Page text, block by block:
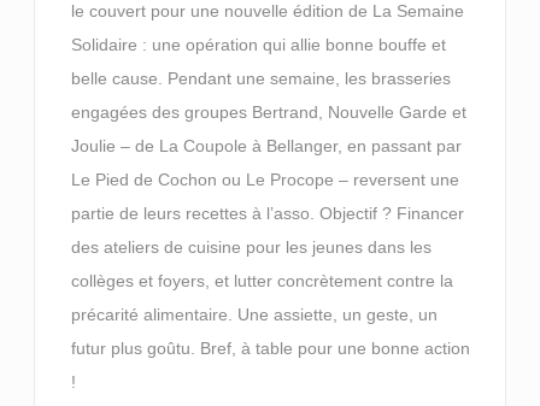
le couvert pour une nouvelle édition de La Semaine
Solidaire : une opération qui allie bonne bouffe et
belle cause. Pendant une semaine, les brasseries
engagées des groupes Bertrand, Nouvelle Garde et
Joulie – de La Coupole à Bellanger, en passant par
Le Pied de Cochon ou Le Procope – reversent une
partie de leurs recettes à l’asso. Objectif ? Financer
des ateliers de cuisine pour les jeunes dans les
collèges et foyers, et lutter concrètement contre la
précarité alimentaire. Une assiette, un geste, un
futur plus goûtu. Bref, à table pour une bonne action
!